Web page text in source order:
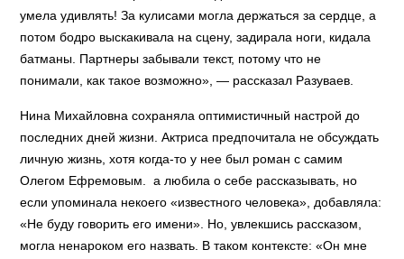
умела удивлять! За кулисами могла держаться за сердце, а
потом бодро выскакивала на сцену, задирала ноги, кидала
батманы. Партнеры забывали текст, потому что не
понимали, как такое возможно», — рассказал Разуваев.
Нина Михайловна сохраняла оптимистичный настрой до
последних дней жизни. Актриса предпочитала не обсуждать
личную жизнь, хотя когда-то у нее был роман с самим
Олегом Ефремовым. а любила о себе рассказывать, но
если упоминала некоего «известного человека», добавляла:
«Не буду говорить его имени». Но, увлекшись рассказом,
могла ненароком его назвать. В таком контексте: «Он мне